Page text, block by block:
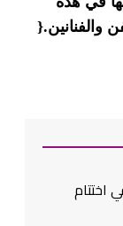
والفنانين.{
اختتام